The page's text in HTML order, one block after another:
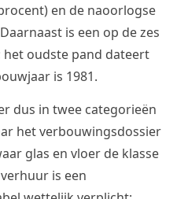
en de naoorlogse
is een op de zes
oudste pand dateert
is 1981.
dus in twee categorieën
het verbouwingsdossier
glas en vloer de klasse
is een